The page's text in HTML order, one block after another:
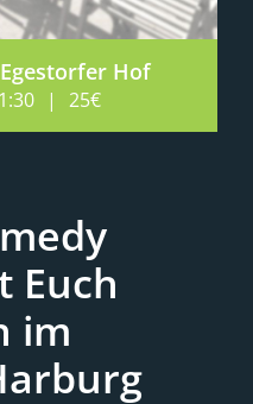
Hof
| 25€
Euch
im